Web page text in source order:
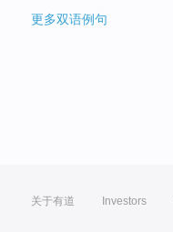
更多双语例句
关于有道 Investors